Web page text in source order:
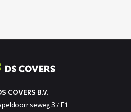
COVERS B.V.
37 E1